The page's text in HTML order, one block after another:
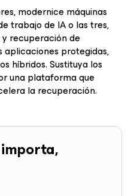
modernice máquinas
trabajo de IA o las tres,
recuperación de
aplicaciones protegidas,
híbridos. Sustituya los
una plataforma que
la recuperación.